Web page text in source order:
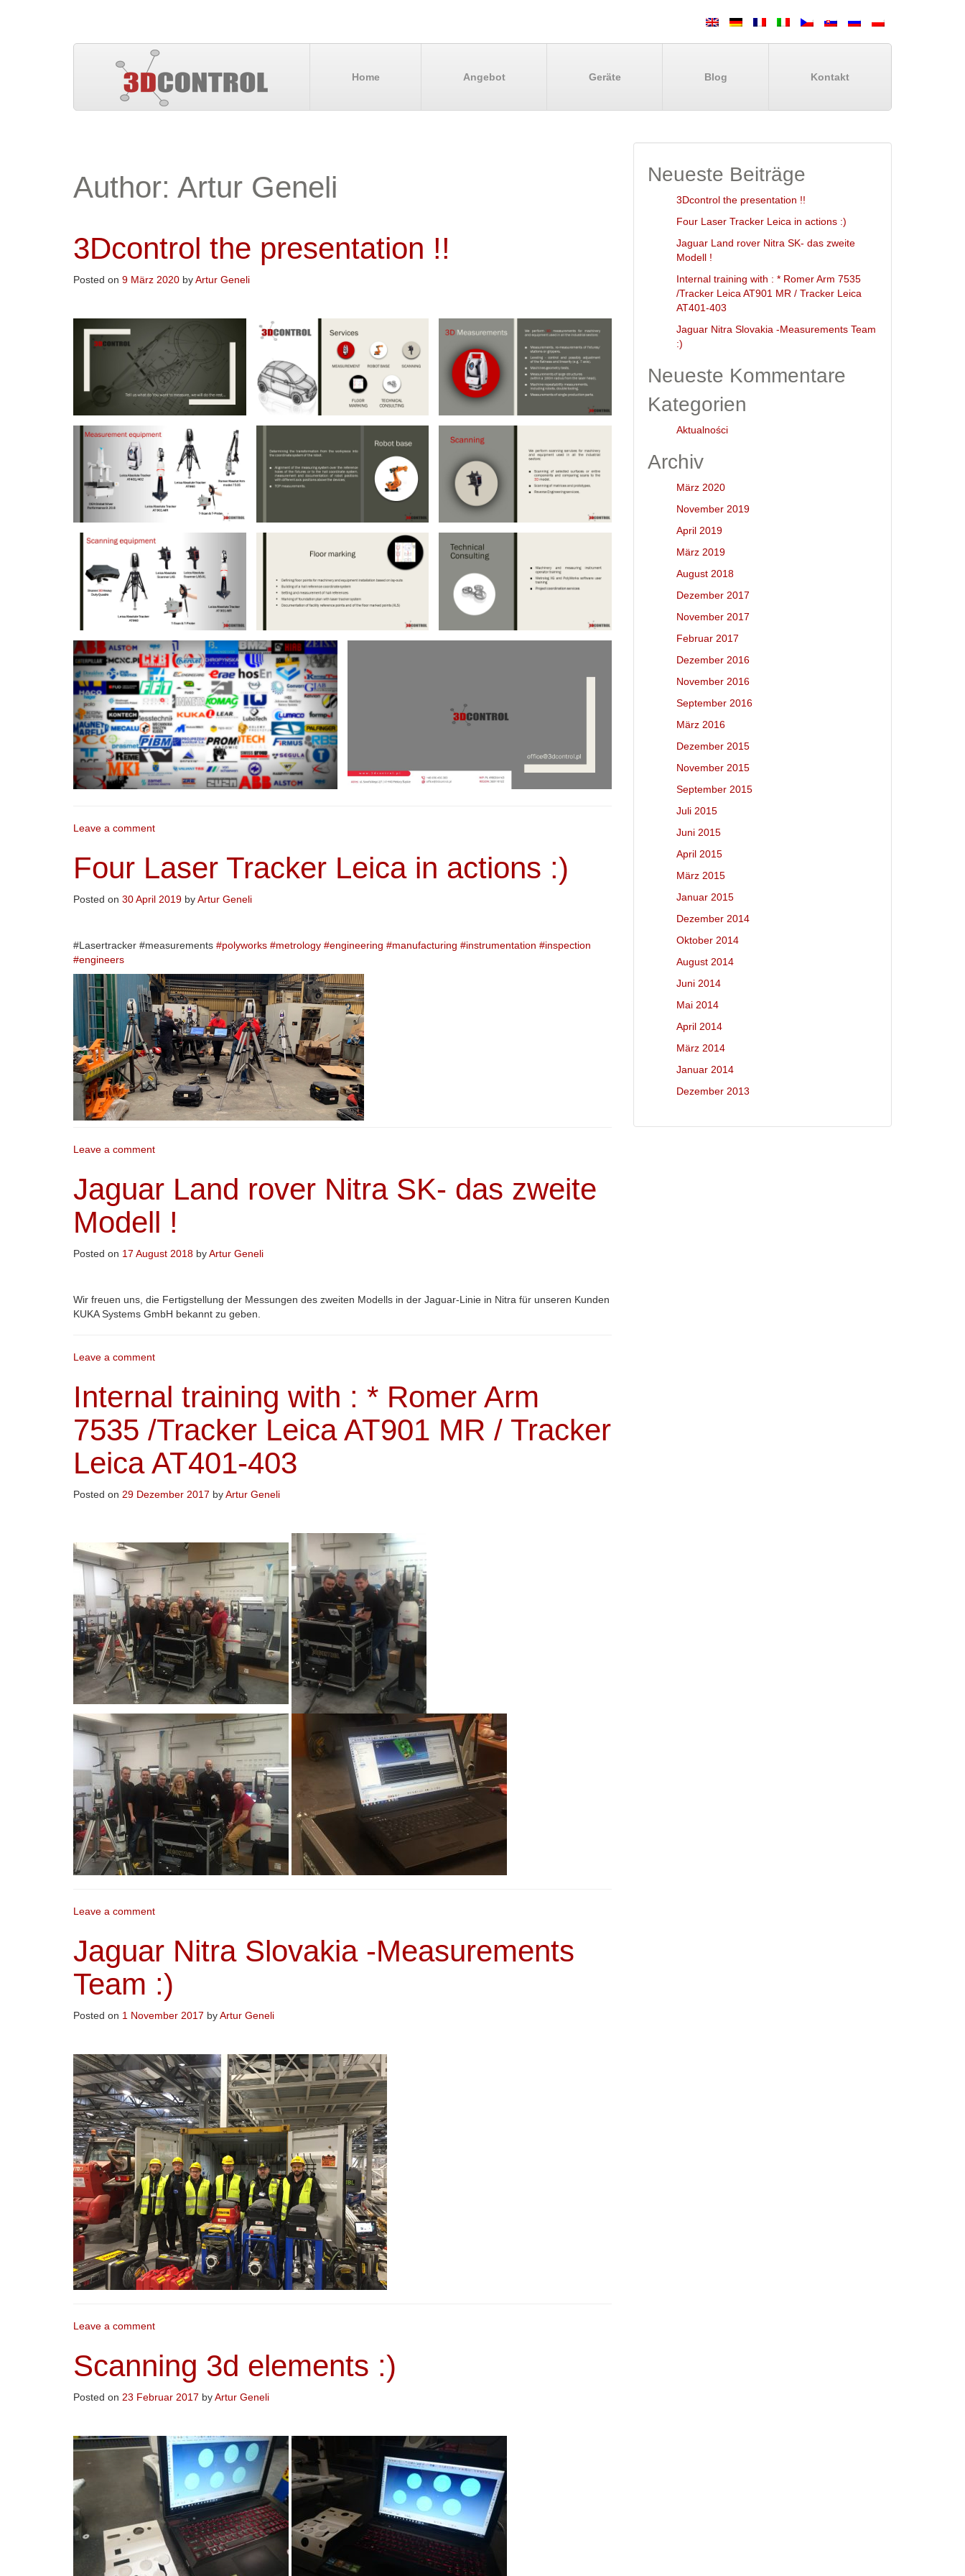
Home Angebot Geräte Blog Kontakt
Author: Artur Geneli
3Dcontrol the presentation !!
Posted on 9 März 2020 byArtur Geneli
Leave a comment
Four Laser Tracker Leica in actions :)
Posted on 30 April 2019 byArtur Geneli
#Lasertracker #measurements #polyworks #metrology #engineering #manufacturing #instrumentation #inspection
#engineers
Leave a comment
Jaguar Land rover Nitra SK- das zweite
Modell !
Posted on 17 August 2018 byArtur Geneli
Wir freuen uns, die Fertigstellung der Messungen des zweiten Modells in der Jaguar-Linie in Nitra für unseren Kunden
KUKA Systems GmbH bekannt zu geben.
Leave a comment
Internal training with : * Romer Arm
7535 /Tracker Leica AT901 MR / Tracker
Leica AT401-403
Posted on 29 Dezember 2017 byArtur Geneli
Leave a comment
Jaguar Nitra Slovakia -Measurements
Team :)
Posted on 1 November 2017 byArtur Geneli
Leave a comment
Scanning 3d elements :)
Posted on 23 Februar 2017 byArtur Geneli
Neueste Beiträge
3Dcontrol the presentation !!
Four Laser Tracker Leica in actions :)
Jaguar Land rover Nitra SK- das zweite
Modell !
Internal training with : * Romer Arm 7535
/Tracker Leica AT901 MR / Tracker Leica
AT401-403
Jaguar Nitra Slovakia -Measurements Team
:)
Neueste Kommentare
Kategorien
Aktualności
Archiv
März 2020
November 2019
April 2019
März 2019
August 2018
Dezember 2017
November 2017
Februar 2017
Dezember 2016
November 2016
September 2016
März 2016
Dezember 2015
November 2015
September 2015
Juli 2015
Juni 2015
April 2015
März 2015
Januar 2015
Dezember 2014
Oktober 2014
August 2014
Juni 2014
Mai 2014
April 2014
März 2014
Januar 2014
Dezember 2013